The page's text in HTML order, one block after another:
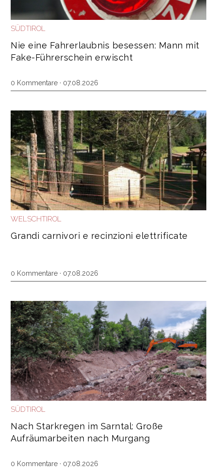
SÜDTIROL
Nie eine Fahrerlaubnis besessen: Mann mit
Fake-Führerschein erwischt
0 Kommentare · 07.08.2026
WELSCHTIROL
Grandi carnivori e recinzioni elettrificate
0 Kommentare · 07.08.2026
SÜDTIROL
Nach Starkregen im Sarntal: Große
Aufräumarbeiten nach Murgang
0 Kommentare · 07.08.2026